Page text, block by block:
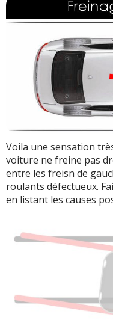
Voila une sensation
voiture ne freine pas
entre les freisn de
roulants défectueux.
en listant les causes